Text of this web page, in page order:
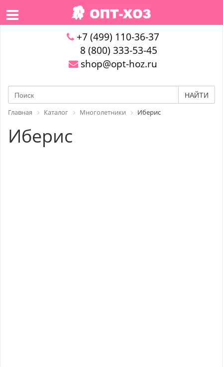
+7 (499) 110-36-37
8 (800) 333-53-45
shop@opt-hoz.ru
НАЙТИ
Главная Каталог Многолетники Иберис
Иберис